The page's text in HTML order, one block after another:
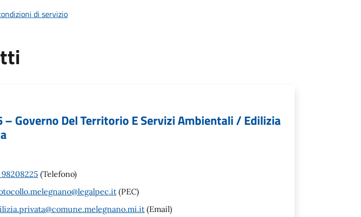
di servizio
– Governo Del Territorio E Servizi Ambientali / Edilizia
(Telefono)
(PEC)
(Email)